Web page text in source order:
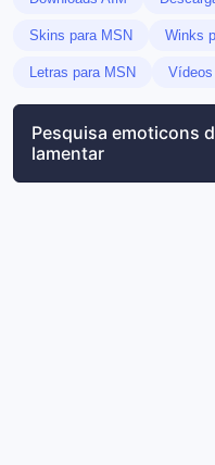
Skins para MSN Winks
Letras para MSN
Pesquisa emoticons
lamentar